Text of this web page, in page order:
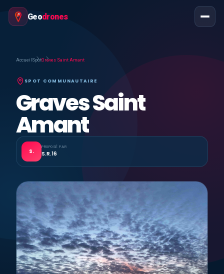
Geodrones
Accueil SpotGraves Saint Amant
SPOT COMMUNAUTAIRE
Graves Saint
Amant
S.
PROPOSÉ PAR
S.R.16